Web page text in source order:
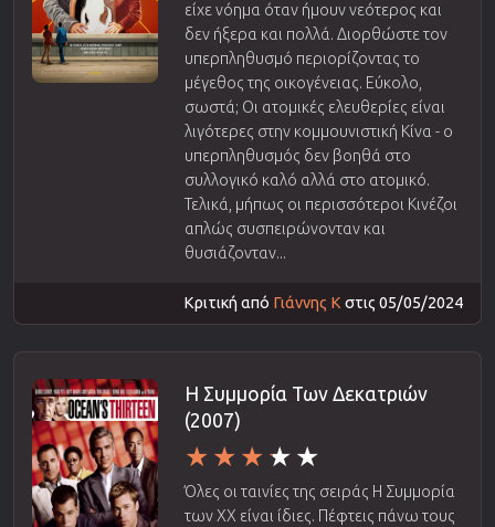
είχε νόημα όταν ήμουν νεότερος και
δεν ήξερα και πολλά. Διορθώστε τον
υπερπληθυσμό περιορίζοντας το
μέγεθος της οικογένειας. Εύκολο,
σωστά; Οι ατομικές ελευθερίες είναι
λιγότερες στην κομμουνιστική Κίνα - ο
υπερπληθυσμός δεν βοηθά στο
συλλογικό καλό αλλά στο ατομικό.
Τελικά, μήπως οι περισσότεροι Κινέζοι
απλώς συσπειρώνονταν και
θυσιάζονταν...
Κριτική από Γιάννης Κστις 05/05/2024
Η Συμμορία Των Δεκατριών
(2007)
Όλες οι ταινίες της σειράς Η Συμμορία
των ΧΧ είναι ίδιες. Πέφτεις πάνω τους